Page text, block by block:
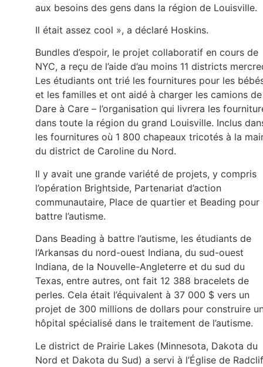
aux besoins des gens dans la région de Louisville.
Il était assez cool », a déclaré Hoskins.
Bundles d’espoir, le projet collaboratif en cours de
NYC, a reçu de l’aide d’au moins 11 districts
Les étudiants ont trié les fournitures pour les
et les familles et ont aidé à charger les camions de
Dare à Care – l’organisation qui livrera les
dans toute la région du grand Louisville. Inclus
les fournitures où 1 800 chapeaux tricotés à la
du district de Caroline du Nord.
Il y avait une grande variété de projets, y compris
l’opération Brightside, Partenariat d’action
communautaire, Place de quartier et Beading pour
battre l’autisme.
Dans Beading à battre l’autisme, les étudiants de
l’Arkansas du nord-ouest Indiana, du sud-ouest
Indiana, de la Nouvelle-Angleterre et du sud du
Texas, entre autres, ont fait 12 388 bracelets de
perles. Cela était l’équivalent à 37 000 $ vers un
projet de 300 millions de dollars pour construire
hôpital spécialisé dans le traitement de l’autisme.
Le district de Prairie Lakes (Minnesota, Dakota du
Nord et Dakota du Sud) a servi à l’Église de